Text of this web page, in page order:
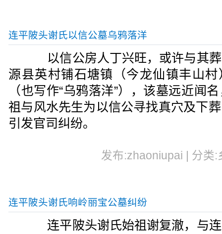
连平陂头谢氏以信公墓乌鸦落洋
以信公房人丁兴旺，或许与其葬
源县英村铺石塘镇（今龙仙镇丰山村
（也写作“乌鸦落洋”），该墓远近闻
祖与风水先生为以信公寻找真穴及下
引发官司纠纷。
发布:zhaoniupai | 分类
连平陂头谢氏响岭丽宝公墓纠纷
连平陂头谢氏始祖谢复澈，与连